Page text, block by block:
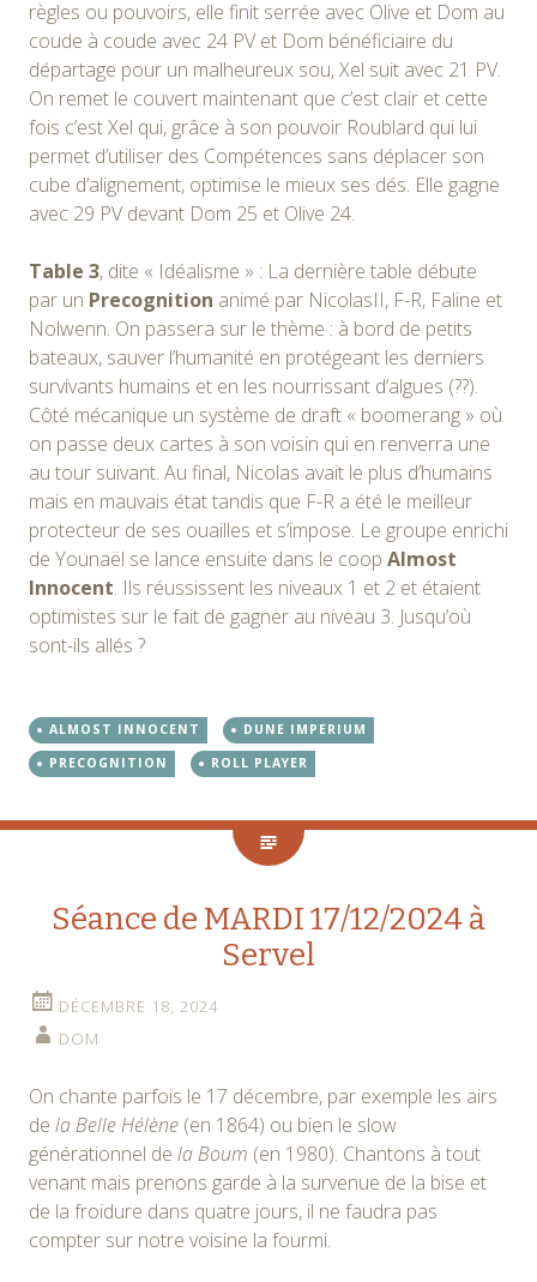
règles ou pouvoirs, elle finit serrée avec Olive et Dom au
coude à coude avec 24 PV et Dom bénéficiaire du
départage pour un malheureux sou, Xel suit avec 21 PV.
On remet le couvert maintenant que c’est clair et cette
fois c’est Xel qui, grâce à son pouvoir Roublard qui lui
permet d’utiliser des Compétences sans déplacer son
cube d’alignement, optimise le mieux ses dés. Elle gagne
avec 29 PV devant Dom 25 et Olive 24.
Table 3, dite « Idéalisme » : La dernière table débute
par un Precognition animé par NicolasII, F-R, Faline et
Nolwenn. On passera sur le thème : à bord de petits
bateaux, sauver l’humanité en protégeant les derniers
survivants humains et en les nourrissant d’algues (??).
Côté mécanique un système de draft « boomerang » où
on passe deux cartes à son voisin qui en renverra une
au tour suivant. Au final, Nicolas avait le plus d’humains
mais en mauvais état tandis que F-R a été le meilleur
protecteur de ses ouailles et s’impose. Le groupe enrichi
de Younaël se lance ensuite dans le coop Almost
Innocent. Ils réussissent les niveaux 1 et 2 et étaient
optimistes sur le fait de gagner au niveau 3. Jusqu’où
sont-ils allés ?
ALMOST INNOCENT
DUNE IMPERIUM
PRECOGNITION
ROLL PLAYER
Séance de MARDI 17/12/2024 à
Servel
DÉCEMBRE 18, 2024
DOM
On chante parfois le 17 décembre, par exemple les airs
de la Belle Hélène (en 1864) ou bien le slow
générationnel de la Boum (en 1980). Chantons à tout
venant mais prenons garde à la survenue de la bise et
de la froidure dans quatre jours, il ne faudra pas
compter sur notre voisine la fourmi.